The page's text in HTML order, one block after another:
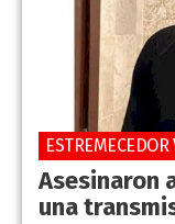
Asesinaron
una
ESTREMECEDOR